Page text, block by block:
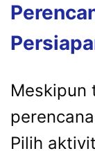
Meskipun
Pilih